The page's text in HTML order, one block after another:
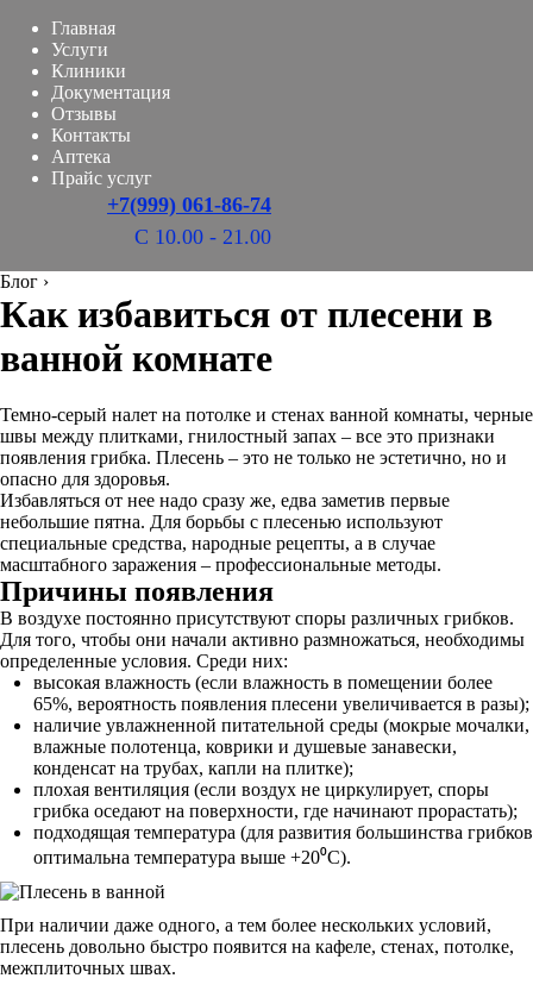
Главная
Услуги
Клиники
Документация
Отзывы
Контакты
Аптека
Прайс услуг
+7(999) 061-86-74
С 10.00 - 21.00
Блог ›
Как избавиться от плесени в
ванной комнате
Темно-серый налет на потолке и стенах ванной комнаты, черные
швы между плитками, гнилостный запах – все это признаки
появления грибка. Плесень – это не только не эстетично, но и
опасно для здоровья.
Избавляться от нее надо сразу же, едва заметив первые
небольшие пятна. Для борьбы с плесенью используют
специальные средства, народные рецепты, а в случае
масштабного заражения – профессиональные методы.
Причины появления
В воздухе постоянно присутствуют споры различных грибков.
Для того, чтобы они начали активно размножаться, необходимы
определенные условия. Среди них:
высокая влажность (если влажность в помещении более
65%, вероятность появления плесени увеличивается в разы);
наличие увлажненной питательной среды (мокрые мочалки,
влажные полотенца, коврики и душевые занавески,
конденсат на трубах, капли на плитке);
плохая вентиляция (если воздух не циркулирует, споры
грибка оседают на поверхности, где начинают прорастать);
подходящая температура (для развития большинства грибков
оптимальна температура выше +20⁰С).
При наличии даже одного, а тем более нескольких условий,
плесень довольно быстро появится на кафеле, стенах, потолке,
межплиточных швах.